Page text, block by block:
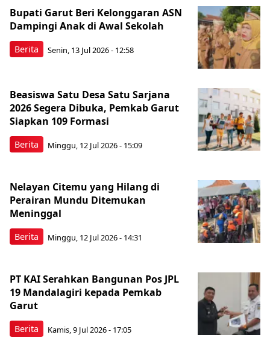
Berita
Bupati Garut Beri Kelonggaran ASN
Dampingi Anak di Awal Sekolah
Senin, 13 Jul 2026 - 12:58
Berita
Beasiswa Satu Desa Satu Sarjana
2026 Segera Dibuka, Pemkab Garut
Siapkan 109 Formasi
Minggu, 12 Jul 2026 - 15:09
Berita
Nelayan Citemu yang Hilang di
Perairan Mundu Ditemukan
Meninggal
Minggu, 12 Jul 2026 - 14:31
Berita
PT KAI Serahkan Bangunan Pos JPL
19 Mandalagiri kepada Pemkab
Garut
Kamis, 9 Jul 2026 - 17:05